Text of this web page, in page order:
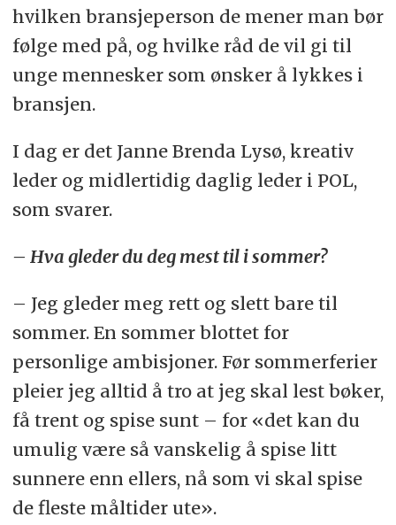
hvilken bransjeperson de mener man bør
følge med på, og hvilke råd de vil gi til
unge mennesker som ønsker å lykkes i
bransjen.
I dag er det Janne Brenda Lysø, kreativ
leder og midlertidig daglig leder i POL,
som svarer.
– Hva gleder du deg mest til i sommer?
– Jeg gleder meg rett og slett bare til
sommer. En sommer blottet for
personlige ambisjoner. Før sommerferier
pleier jeg alltid å tro at jeg skal lest bøker,
få trent og spise sunt – for «det kan du
umulig være så vanskelig å spise litt
sunnere enn ellers, nå som vi skal spise
de fleste måltider ute».